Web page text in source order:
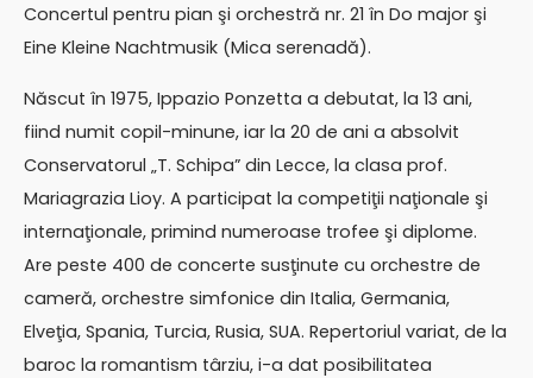
Concertul pentru pian şi orchestră nr. 21 în Do major şi
Eine Kleine Nachtmusik (Mica serenadă).
Născut în 1975, Ippazio Ponzetta a debutat, la 13 ani,
fiind numit copil-minune, iar la 20 de ani a absolvit
Conservatorul „T. Schipa” din Lecce, la clasa prof.
Mariagrazia Lioy. A participat la competiţii naţionale şi
internaţionale, primind numeroase trofee şi diplome.
Are peste 400 de concerte susţinute cu orchestre de
cameră, orchestre simfonice din Italia, Germania,
Elveţia, Spania, Turcia, Rusia, SUA. Repertoriul variat, de la
baroc la romantism târziu, i-a dat posibilitatea